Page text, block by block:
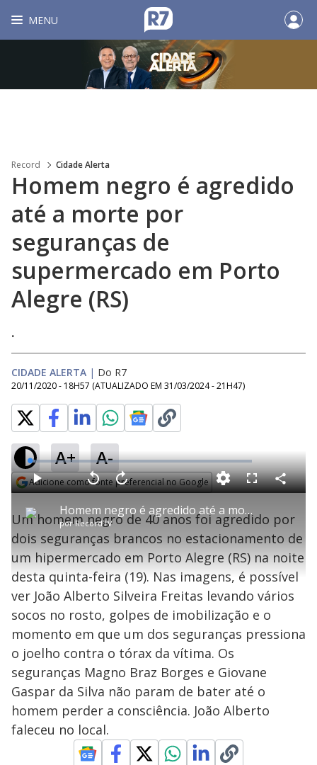
MENU
Record Cidade Alerta
Homem negro é agredido
até a morte por
seguranças de
supermercado em Porto
Alegre (RS)
.
CIDADE ALERTA | Do R7
20/11/2020 - 18H57 (ATUALIZADO EM 31/03/2024 - 21H47)
A+ A-
Adicione como fonte preferencial no Google
P
l
a
y
V
i
Homem negro é agredido até a morte por seguranças de supermercado em Porto Alegre (RS)
porRecordTV
P V
t
a
r
0
s
e
g
n
d
s
A
n
ç
a
1
s
e
u
n
d
o
M
u
d
o
L
o
a
d
e
:
2
.
4
%
F
s
c
e
n
C
o
a
r
i
l
a
Um homem negro de 40 anos foi agredido por
dois seguranças brancos no estacionamento de
um hipermercado em Porto Alegre (RS) na noite
desta quinta-feira (19). Nas imagens, é possível
ver João Alberto Silveira Freitas levando vários
socos no rosto, golpes de imobilização e o
momento em que um dos seguranças pressiona
o joelho contra o tórax da vítima. Os
seguranças Magno Braz Borges e Giovane
Gaspar da Silva não param de bater até o
homem perder a consciência. João Alberto
faleceu no local.